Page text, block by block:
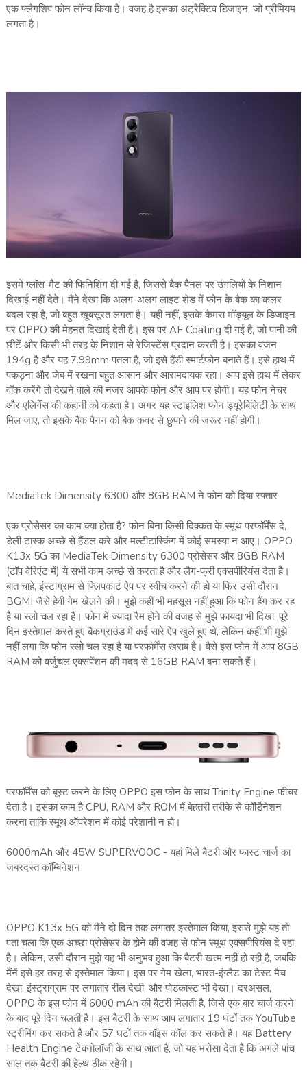
एक फ्लैगशिप फोन लॉन्च किया है। वजह है इसका अट्रैक्टिव डिजाइन, जो प्रीमियम
लगता है।
इसमें ग्लॉस-मैट की फिनिशिंग दी गई है, जिससे बैक पैनल पर उंगलियों के निशान
दिखाई नहीं देते। मैंने देखा कि अलग-अलग लाइट शेड में फोन के बैक का कलर
बदल रहा है, जो बहुत खूबसूरत लगता है। यही नहीं, इसके कैमरा मॉड्यूल के डिजाइन
पर OPPO की मेहनत दिखाई देती है। इस पर AF Coating दी गई है, जो पानी की
छीटें और किसी भी तरह के निशान से रेजिस्टेंस प्रदान करती है। इसका वजन
194g है और यह 7.99mm पतला है, जो इसे हैंडी स्मार्टफोन बनाते हैं। इसे हाथ में
पकड़ना और जेब में रखना बहुत आसान और आरामदायक रहा। आप इसे हाथ में लेकर
वॉक करेंगे तो देखने वाले की नजर आपके फोन और आप पर होगी। यह फोन नेचर
और एलिगेंस की कहानी को कहता है। अगर यह स्टाइलिश फोन ड्यूरेबिलिटी के साथ
मिल जाए, तो इसके बैक पैनन को बैक कवर से छुपाने की जरूर नहीं होगी।
MediaTek Dimensity 6300 और 8GB RAM ने फोन को दिया रफ्तार
एक प्रोसेसर का काम क्या होता है? फोन बिना किसी दिक्कत के स्मूथ परफॉर्मेंस दे,
डेली टास्क अच्छे से हैंडल करे और मल्टीटास्किंग में कोई समस्या न आए। OPPO
K13x 5G का MediaTek Dimensity 6300 प्रोसेसर और 8GB RAM
(टॉप वेरिएंट में) ये सभी काम अच्छे से करता है और लैग-फ्री एक्सपीरियंस देता है।
बात चाहे, इंस्टाग्राम से फ्लिपकार्ट ऐप पर स्वीच करने की हो या फिर उसी दौरान
BGMI जैसे हेवी गेम खेलने की। मुझे कहीं भी महसूस नहीं हुआ कि फोन हैंग कर रह
है या स्लो चल रहा है। फोन में ज्यादा रैम होने की वजह से मुझे फायदा भी दिखा, पूरे
दिन इस्तेमाल करते हुए बैकग्राउंड में कई सारे ऐप खुले हुए थे, लेकिन कहीं भी मुझे
नहीं लगा कि फोन स्लो चल रहा है या परफॉर्मेंस खराब है। वैसे इस फोन में आप 8GB
RAM को वर्जुचल एक्सपेंशन की मदद से 16GB RAM बना सकते हैं।
परफॉर्मेंस को बूस्ट करने के लिए OPPO इस फोन के साथ Trinity Engine फीचर
देता है। इसका काम है CPU, RAM और ROM में बेहतरी तरीके से कॉर्डिनेशन
करना ताकि स्मूथ ऑपरेशन में कोई परेशानी न हो।
6000mAh और 45W SUPERVOOC - यहां मिले बैटरी और फास्ट चार्ज का
जबरदस्त कॉम्बिनेशन
OPPO K13x 5G को मैंने दो दिन तक लगातर इस्तेमाल किया, इससे मुझे यह तो
पता चला कि एक अच्छा प्रोसेसर के होने की वजह से फोन स्मूथ एक्सपीरियंस दे रहा
है। लेकिन, उसी दौरान मुझे यह भी अनुभव हुआ कि बैटरी खत्म नहीं हो रही है, जबकि
मैंनें इसे हर तरह से इस्तेमाल किया। इस पर गेम खेला, भारत-इंग्लैड का टेस्ट मैच
देखा, इंस्ट्राग्राम पर लगातार रील देखी, और पोडकास्ट भी देखा। दरअसल,
OPPO के इस फोन में 6000 mAh की बैटरी मिलती है, जिसे एक बार चार्ज करने
के बाद पूरे दिन चलती है। इस बैटरी के साथ आप लगातार 19 घंटों तक YouTube
स्ट्रीमिंग कर सकते हैं और 57 घटों तक वॉइस कॉल कर सकते हैं। यह Battery
Health Engine टेक्नोलॉजी के साथ आता है, जो यह भरोसा देता है कि अगले पांच
साल तक बैटरी की हेल्थ ठीक रहेगी।